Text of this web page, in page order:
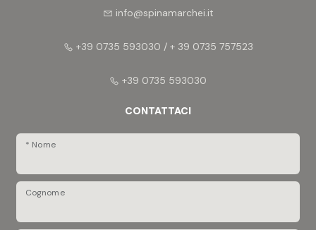
info@spinamarchei.it
+39 0735 593030 / + 39 0735 757523
+39 0735 593030
CONTATTACI
* Nome
Cognome